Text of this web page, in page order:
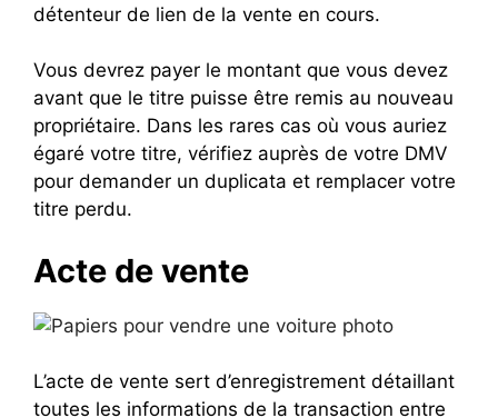
détenteur de lien de la vente en cours.
Vous devrez payer le montant que vous devez
avant que le titre puisse être remis au nouveau
propriétaire. Dans les rares cas où vous auriez
égaré votre titre, vérifiez auprès de votre DMV
pour demander un duplicata et remplacer votre
titre perdu.
Acte de vente
L’acte de vente sert d’enregistrement détaillant
toutes les informations de la transaction entre